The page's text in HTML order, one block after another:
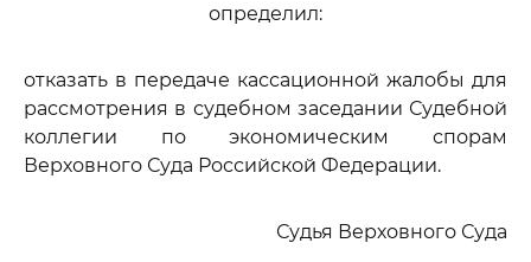
определил:
отказать в передаче кассационной жалобы для
рассмотрения в судебном заседании Судебной
коллегии по экономическим спорам
Верховного Суда Российской Федерации.
Судья Верховного Суда